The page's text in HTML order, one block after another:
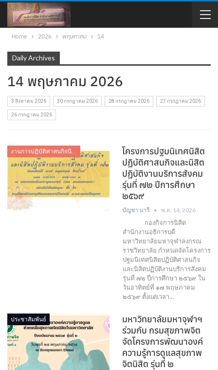
Home 2026 พฤษภาคม 14
Daily Archives
14 พฤษภาคม 2026
3 สิงหาคม 2026 30 กรกฎาคม 2026 28 กรกฎาคม 2026 27 กรกฎาคม 2026
26 กรกฎาคม 2026
งานการปฏิบัติศาสนกิจนิสิต
โครงการปฐมนิเทศนิสิต
ปฏิบัติศาสนกิจและนิสิต
ปฏิบัติงานบริการสังคม
รุ่นที่ ๗๒ ปีการศึกษา
๒๕๖๙
บัญชา นารี พ.ค. 14, 2026
กองกิจการนิสิต
สำนักงานอธิการบดี
มหาวิทยาลัยมหาจุฬาลงกรณ
ราชวิทยาลัย กำหนดจัดโครงการ
ปฐมนิเทศนิสิตปฏิบัติศาสนกิจ
และนิสิตปฏิบัติงานบริการสังคม
รุ่นที่ ๗๒ ปีการศึกษา ๒๕๖๙ ใน
วันอาทิตย์ที่ ๑๗ พฤษภาคม
๒๕๖๙ ตั้งแต่เวลา…
ประชาสัมพันธ์
มหาวิทยาลัยมหาจุฬาฯ
ร่วมกับ กรมสุขภาพจิต
จัดโครงการพัฒนาองค์
ความรู้การดูแลสุขภาพ
จิตนิสิต รุ่นที่ ๒